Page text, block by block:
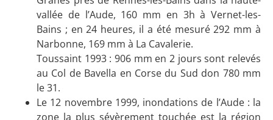
vallée de l’Aude, 160 mm en 3h à Vernet-les-
Bains ; en 24 heures, il a été mesuré 292 mm à
Narbonne, 169 mm à La Cavalerie.
Toussaint 1993 : 906 mm en 2 jours sont relevés
au Col de Bavella en Corse du Sud don 780 mm
le 31.
Le 12 novembre 1999, inondations de l’Aude : la
zone la plus sévèrement touchée est la région